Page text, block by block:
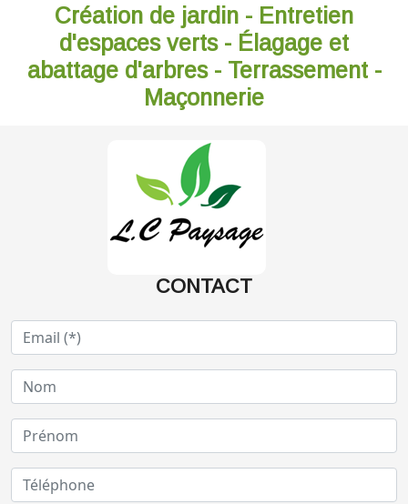
Création de jardin - Entretien
d'espaces verts - Élagage et
abattage d'arbres - Terrassement -
Maçonnerie
CONTACT